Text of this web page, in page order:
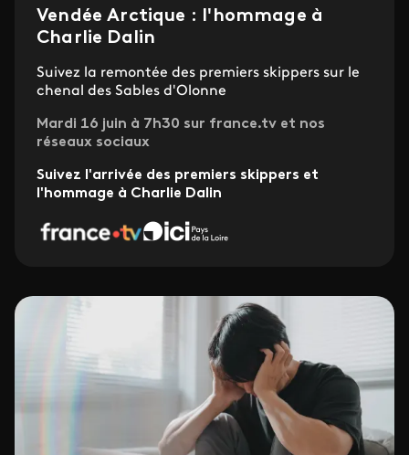
Vendée Arctique : l'hommage à
Charlie Dalin
Suivez la remontée des premiers skippers sur le
chenal des Sables d'Olonne
Mardi 16 juin à 7h30 sur france.tv et nos
réseaux sociaux
Suivez l'arrivée des premiers skippers et
l'hommage à Charlie Dalin